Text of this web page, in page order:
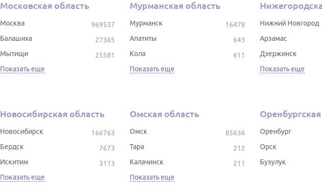
Московская область
969537
Москва
27365
Балашиха
25581
Мытищи
Показать еще
Мурманская область
16478
Мурманск
643
Апатиты
611
Кола
Показать еще
Нижний Новгород
Арзамас
Дзержинск
Показать еще
Новосибирская область
166763
Новосибирск
7673
Бердск
3113
Искитим
Показать еще
Омская область
85636
Омск
212
Тара
211
Калачинск
Показать еще
Оренбург
Орск
Бузулук